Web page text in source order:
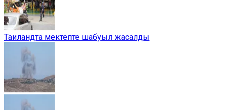
Таиландта мектепте шабуыл жасалды